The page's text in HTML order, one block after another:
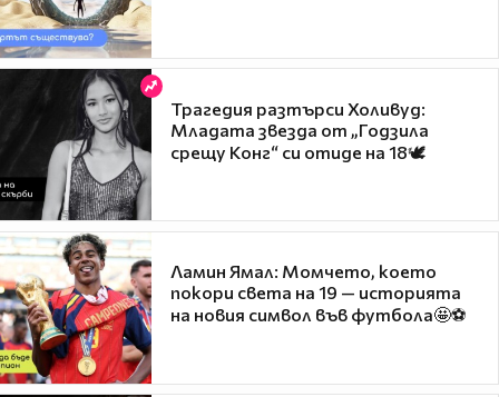
Трагедия разтърси Холивуд:
Младата звезда от „Годзила
срещу Конг“ си отиде на 18🕊️
Ламин Ямал: Момчето, което
покори света на 19 — историята
на новия символ във футбола🤩⚽